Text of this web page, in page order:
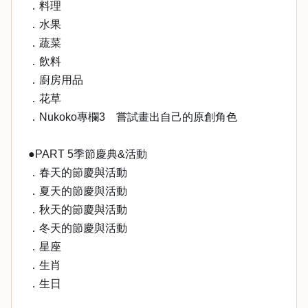
．料理
．水果
．蔬菜
．飲料
．廚房用品
．花草
．Nukoko專欄3 嘗試畫出自己的原創角色
●PART 5季節慶典&活動
．春天的節慶與活動
．夏天的節慶與活動
．秋天的節慶與活動
．冬天的節慶與活動
．星座
．生肖
．生日